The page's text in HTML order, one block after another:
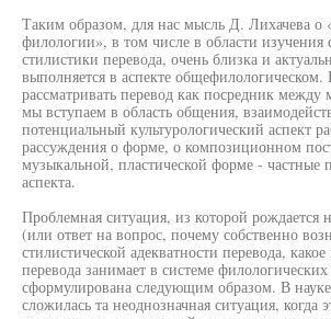
Таким образом, для нас мысль Д. Лихачева о
филологии», в том числе в области изучения
стилистики перевода, очень близка и
выполняется в аспекте
рассматривать перевод как посредник
мы вступаем в область общения,
потенциальный культурологический аспект
рассуждения о форме, о композиционном
музыкальной, пластической форме - частные
аспекта.
Проблемная ситуация, из которой рождается
(или ответ на вопрос, почему собственно
стилистической адекватности перевода,
перевода занимает в системе
сформулирована следующим образом. В
сложилась та неоднозначная ситуация, когда